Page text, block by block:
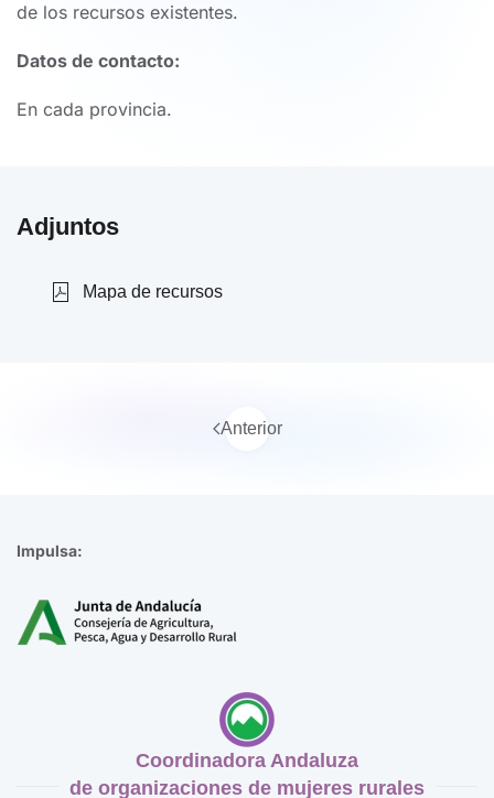
de los recursos existentes.
Datos de contacto:
En cada provincia.
Adjuntos
Mapa de recursos
Anterior
Impulsa:
Coordinadora Andaluza
de organizaciones de mujeres rurales